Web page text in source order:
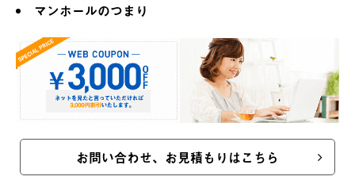
マンホールのつまり
お問い合わせ、お見積もりはこちら